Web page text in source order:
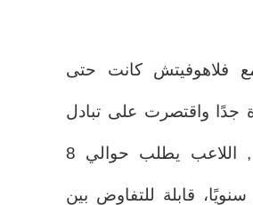
مع فلاهوفيتش كانت حتى
جدًا واقتصرت على تبادل
المعلومات , اللاعب يطلب حوالي 8
سنويًا، قابلة للتفاوض بين